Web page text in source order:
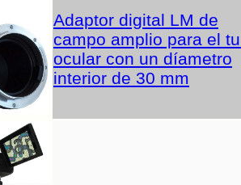
Adaptor digital LM de
campo amplio para el
ocular con un díametro
interior de 30 mm